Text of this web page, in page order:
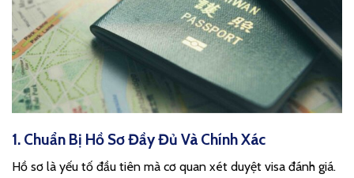
1. Chuẩn Bị Hồ Sơ Đầy Đủ Và Chính Xác
Hồ sơ là yếu tố đầu tiên mà cơ quan xét duyệt visa đánh giá.